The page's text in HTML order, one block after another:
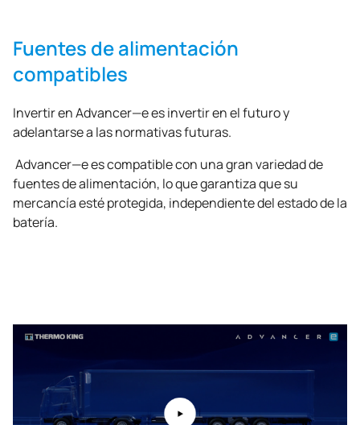
Fuentes de alimentación
compatibles
Invertir en Advancer—e es invertir en el futuro y
adelantarse a las normativas futuras.
Advancer—e es compatible con una gran variedad de
fuentes de alimentación, lo que garantiza que su
mercancía esté protegida, independiente del estado de la
batería.